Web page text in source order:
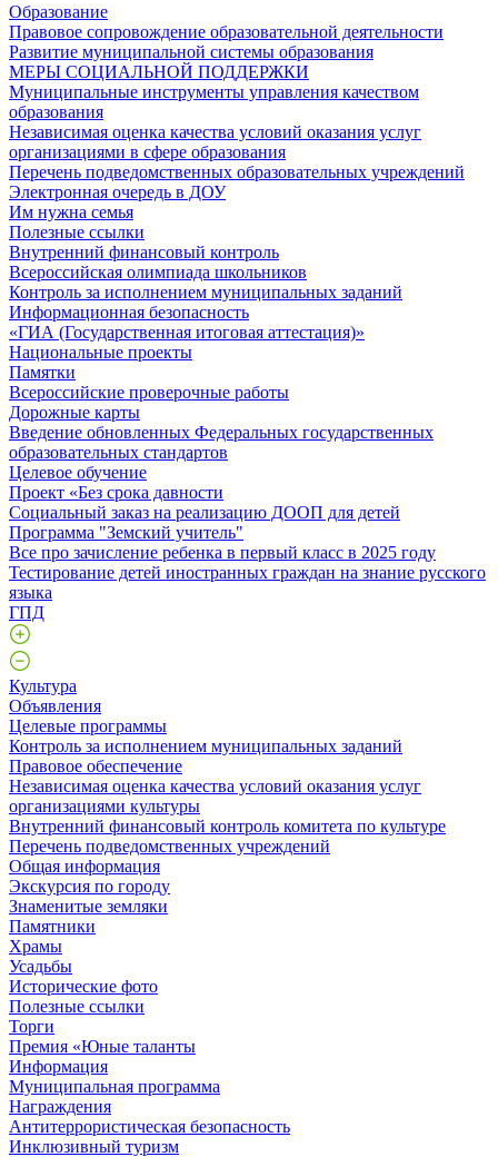
Образование
Правовое сопровождение образовательной деятельности
Развитие муниципальной системы образования
МЕРЫ СОЦИАЛЬНОЙ ПОДДЕРЖКИ
Муниципальные инструменты управления качеством
образования
Независимая оценка качества условий оказания услуг
организациями в сфере образования
Перечень подведомственных образовательных учреждений
Электронная очередь в ДОУ
Им нужна семья
Полезные ссылки
Внутренний финансовый контроль
Всероссийская олимпиада школьников
Контроль за исполнением муниципальных заданий
Информационная безопасность
«ГИА (Государственная итоговая аттестация)»
Национальные проекты
Памятки
Всероссийские проверочные работы
Дорожные карты
Введение обновленных Федеральных государственных
образовательных стандартов
Целевое обучение
Проект «Без срока давности
Социальный заказ на реализацию ДООП для детей
Программа "Земский учитель"
Все про зачисление ребенка в первый класс в 2025 году
Тестирование детей иностранных граждан на знание русского
языка
ГПД
Культура
Объявления
Целевые программы
Контроль за исполнением муниципальных заданий
Правовое обеспечение
Независимая оценка качества условий оказания услуг
организациями культуры
Внутренний финансовый контроль комитета по культуре
Перечень подведомственных учреждений
Общая информация
Экскурсия по городу
Знаменитые земляки
Памятники
Храмы
Усадьбы
Исторические фото
Полезные ссылки
Торги
Премия «Юные таланты
Информация
Муниципальная программа
Награждения
Антитеррористическая безопасность
Инклюзивный туризм